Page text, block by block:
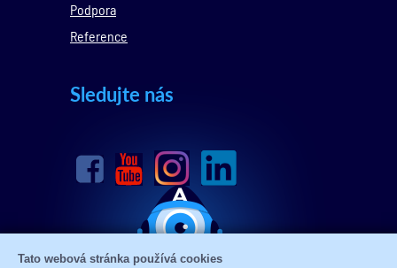
Podpora
Reference
Sledujte nás
Tato webová stránka používá cookies